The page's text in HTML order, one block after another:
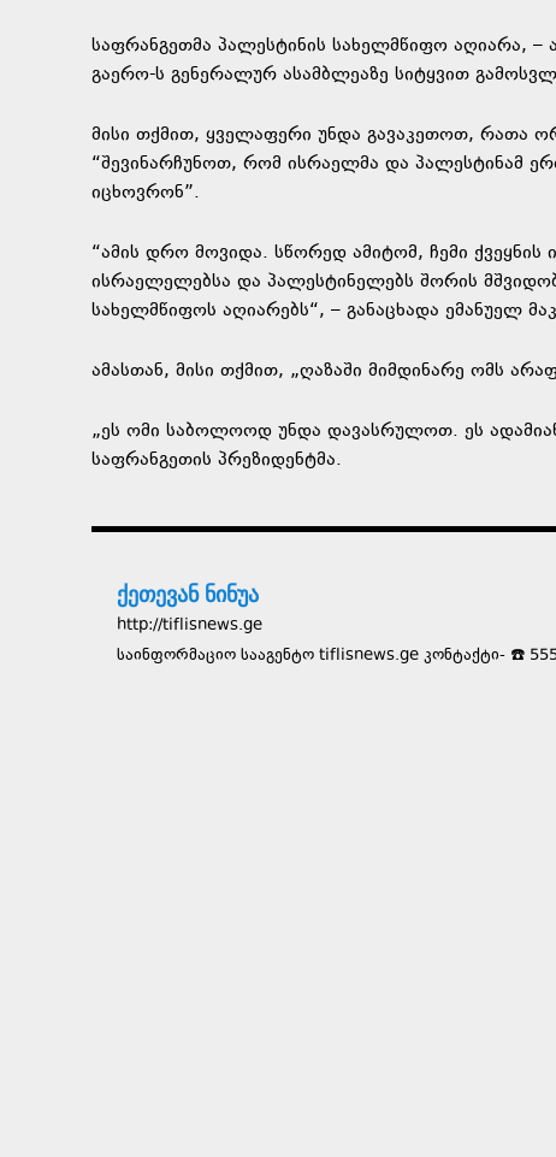
საფრანგეთმა პალესტინის სახელმწიფო აღიარა, –
გაერო-ს გენერალურ ასამბლეაზე სიტყვით
მისი თქმით, ყველაფერი უნდა გავაკეთოთ, რათა
“შევინარჩუნოთ, რომ ისრაელმა და პალესტინამ
იცხოვრონ”.
“ამის დრო მოვიდა. სწორედ ამიტომ, ჩემი
ისრაელელებსა და პალესტინელებს შორის
სახელმწიფოს აღიარებს“, – განაცხადა ემანუელ
ამასთან, მისი თქმით, „ღაზაში მიმდინარე ომს
„ეს ომი საბოლოოდ უნდა დავასრულოთ. ეს
საფრანგეთის პრეზიდენტმა.
ქეთევან ნინუა
http://tiflisnews.ge
საინფორმაციო სააგენტო tiflisnews.ge კონტაქტი- ☎️